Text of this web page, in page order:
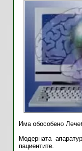
Има обособено
Модерната
пациентите.